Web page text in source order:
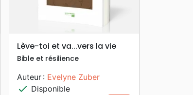
search APERÇU RAPIDE
Lève-toi et va...vers la vie
Bible et résilience
Auteur : Evelyne Zuber
check Disponible